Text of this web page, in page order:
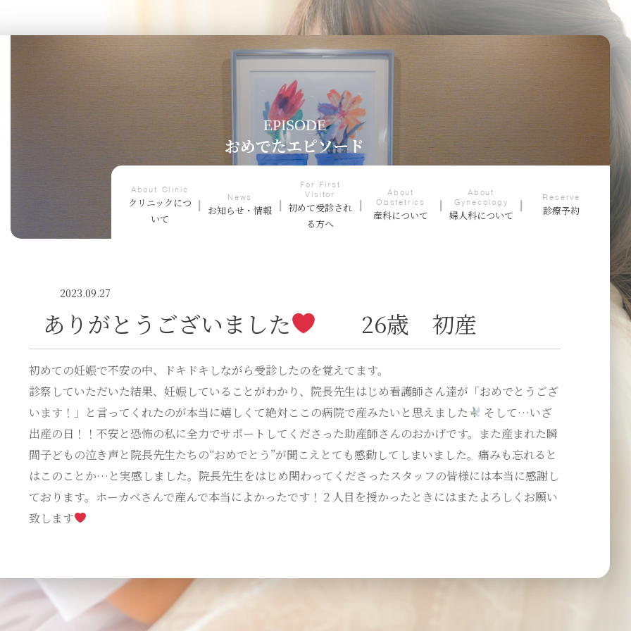
EPISODE
おめでたエピソード
About Clinic
クリニックにつ
いて
News
お知らせ・情報
For First
Visitor
初めて受診され
る方へ
About
Obstetrics
産科について
About
Gynecology
婦人科について
Reserve
診療予約
2023.09.27
ありがとうございました 26歳 初産
初めての妊娠で不安の中、ドキドキしながら受診したのを覚えてます。
診察していただいた結果、妊娠していることがわかり、院長先生はじめ看護師さん達が「おめでとうござ
います！」と言ってくれたのが本当に嬉しくて絶対ここの病院で産みたいと思えました
そして…いざ
出産の日！！不安と恐怖の私に全力でサポートしてくださった助産師さんのおかげです。また産まれた瞬
間子どもの泣き声と院長先生たちの“おめでとう”が聞こえとても感動してしまいました。痛みも忘れると
はこのことか…と実感しました。院長先生をはじめ関わってくださったスタッフの皆様には本当に感謝し
ております。ホーカベさんで産んで本当によかったです！２人目を授かったときにはまたよろしくお願い
致します